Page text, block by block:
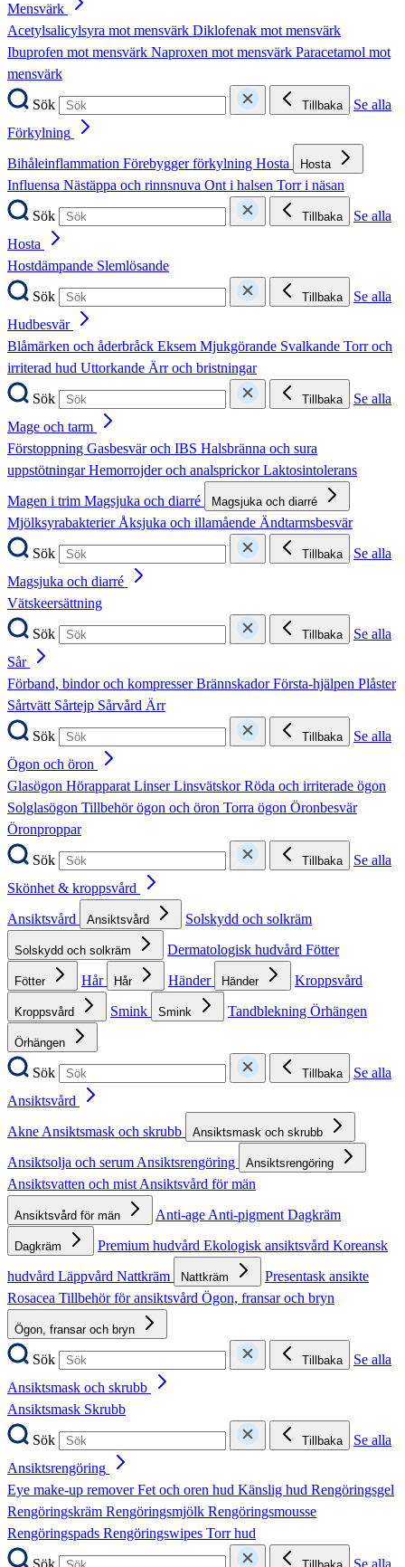
Mensvärk
Acetylsalicylsyra mot mensvärk Diklofenak mot mensvärk
Ibuprofen mot mensvärk Naproxen mot mensvärk Paracetamol mot
mensvärk
Sök
Tillbaka
Se alla
Förkylning
Bihåleinflammation Förebygger förkylning Hosta Hosta
Influensa Nästäppa och rinnsnuva Ont i halsen Torr i näsan
Sök
Tillbaka
Se alla
Hosta
Hostdämpande Slemlösande
Sök
Tillbaka
Se alla
Hudbesvär
Blåmärken och åderbråck Eksem Mjukgörande Svalkande Torr och
irriterad hud Uttorkande Ärr och bristningar
Sök
Tillbaka
Se alla
Mage och tarm
Förstoppning Gasbesvär och IBS Halsbränna och sura
uppstötningarHemorrojder och analsprickorLaktosintolerans
Magen i trim Magsjuka och diarré Magsjuka och diarré
MjölksyrabakterierÅksjuka och illamående Ändtarmsbesvär
Sök
Tillbaka
Se alla
Magsjuka och diarré
Vätskeersättning
Sök
Tillbaka
Se alla
Sår
Förband, bindor och kompresserBrännskadorFörsta-hjälpen Plåster
Sårtvätt Sårtejp Sårvård Ärr
Sök
Tillbaka
Se alla
Ögon och öron
Glasögon HörapparatLinserLinsvätskorRöda och irriterade ögon
Solglasögon Tillbehör ögon och öron Torra ögon Öronbesvär
Öronproppar
Sök
Tillbaka
Se alla
Skönhet & kroppsvård
Ansiktsvård
Ansiktsvård Solskydd och solkräm
Solskydd och solkräm Dermatologisk hudvård Fötter
Fötter Hår Hår Händer Händer Kroppsvård
Kroppsvård Smink Smink Tandblekning Örhängen
Örhängen
Sök Tillbaka
Se alla
Ansiktsvård
AkneAnsiktsmask och skrubb Ansiktsmask och skrubb
Ansiktsolja och serumAnsiktsrengöring Ansiktsrengöring
Ansiktsvatten och mistAnsiktsvård för män
Ansiktsvård för män Anti-ageAnti-pigmentDagkräm
Dagkräm Premium hudvård Ekologisk ansiktsvård Koreansk
hudvård Läppvård Nattkräm Nattkräm
Presentask ansikte
Rosacea Tillbehör för ansiktsvård Ögon, fransar och bryn
Ögon, fransar och bryn
Sök Tillbaka
Se alla
Ansiktsmask och skrubb
Ansiktsmask Skrubb
Sök
Tillbaka
Se alla
Ansiktsrengöring
Eye make-up removerFet och oren hud Känslig hud Rengöringsgel
Rengöringskräm Rengöringsmjölk Rengöringsmousse
Rengöringspads Rengöringswipes Torr hud